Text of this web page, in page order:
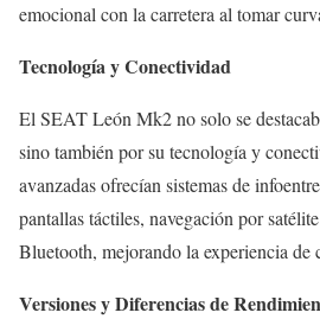
emocional con la carretera al tomar
Tecnología y Conectividad
El SEAT León Mk2 no solo se
sino también por su tecnología y
avanzadas ofrecían sistemas de
pantallas táctiles, navegación por
Bluetooth, mejorando la experiencia
Versiones y Diferencias de